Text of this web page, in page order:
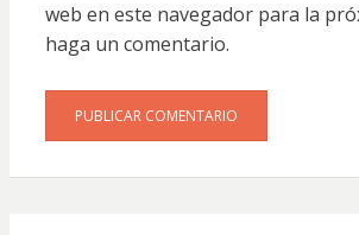
web en este navegador para la
haga un comentario.